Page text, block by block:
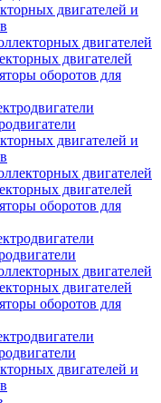
двигателей и
двигателей
двигателей
оборотов для
двигателей и
двигателей
двигателей
оборотов для
двигателей
двигателей
оборотов для
двигателей и